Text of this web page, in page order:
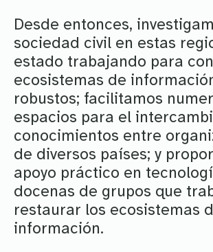
Desde entonces,
sociedad civil en estas
estado trabajando para
ecosistemas de
robustos; facilitamos
espacios para el
conocimientos entre
de diversos países; y
apoyo práctico en
docenas de grupos que
restaurar los ecosistemas
información.